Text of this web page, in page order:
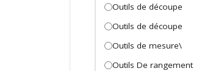
Outils de découpe
Outils de découpe
Outils de mesure\
Outils De rangement